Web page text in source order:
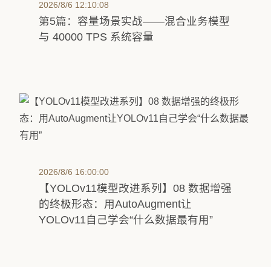
2026/8/6 12:10:08
第5篇：容量场景实战——混合业务模型
与 40000 TPS 系统容量
2026/8/6 16:00:00
【YOLOv11模型改进系列】08 数据增强
的终极形态：用AutoAugment让
YOLOv11自己学会“什么数据最有用”